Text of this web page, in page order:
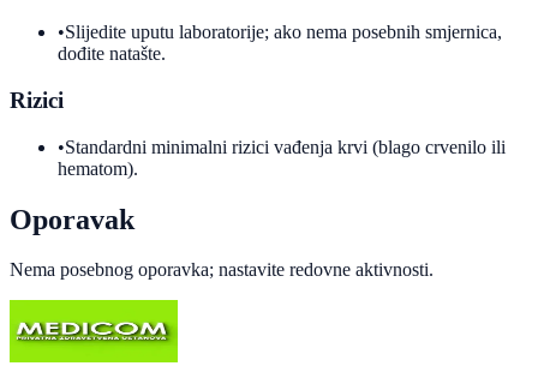
•Slijedite uputu laboratorije; ako nema posebnih smjernica,
dođite natašte.
Rizici
•Standardni minimalni rizici vađenja krvi (blago crvenilo ili
hematom).
Oporavak
Nema posebnog oporavka; nastavite redovne aktivnosti.